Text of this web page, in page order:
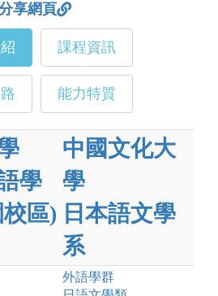
享網頁
課程資訊
能力特質
學
區)
中國文化大
學
日本語文學
系
外語學群